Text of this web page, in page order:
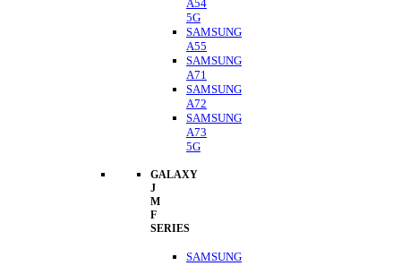
A54
5G
SAMSUNG
A55
SAMSUNG
A71
SAMSUNG
A72
SAMSUNG
A73
5G
GALAXY
J
M
F
SERIES
SAMSUNG